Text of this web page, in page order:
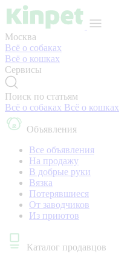
Москва
Всё о собаках
Всё о кошках
Сервисы
Поиск по статьям
Всё о собаках Всё о кошках
Объявления
Все объявления
На продажу
В добрые руки
Вязка
Потерявшиеся
От заводчиков
Из приютов
Каталог продавцов